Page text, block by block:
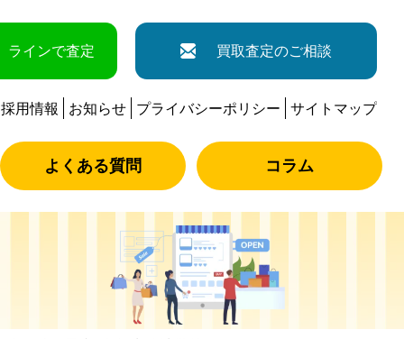
ラインで査定 買取査定のご相談
採用情報 お知らせ プライバシーポリシー サイトマップ
よくある質問 コラム